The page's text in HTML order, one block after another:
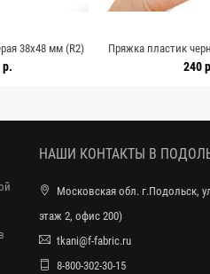
38х48 мм (R2)
р.
Пряжка пластик
240
НАШИ КОНТАКТЫ В
Московская обл. г.Подольск,
этаж 2, офис 200)
tkani@f-fabric.ru
8-800-302-30-15